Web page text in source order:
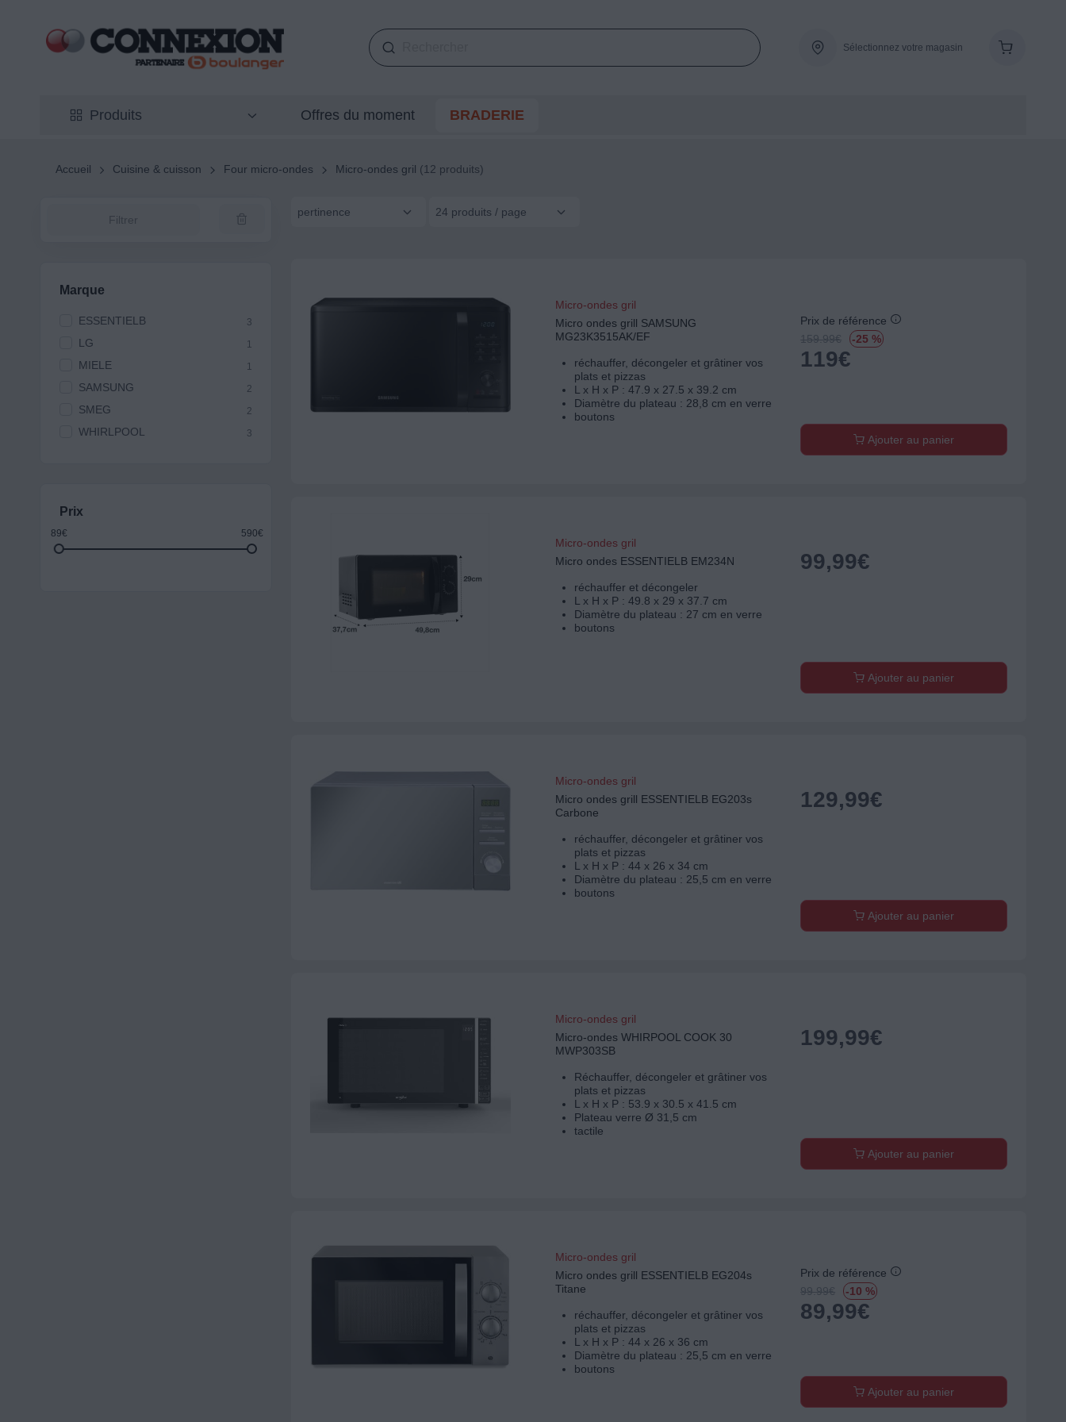
Sélectionnez votre magasin
Produits Offres du moment BRADERIE
Accueil Cuisine & cuisson Four micro-ondes Micro-ondes gril (12 produits)
Filtrer
Marque
ESSENTIELB 3
LG 1
MIELE 1
SAMSUNG 2
SMEG 2
WHIRLPOOL 3
Prix
89€ 590€
pertinence 24 produits / page
Micro-ondes gril
Micro ondes grill SAMSUNG
MG23K3515AK/EF
réchauffer, décongeler et grâtiner vos
plats et pizzas
L x H x P : 47.9 x 27.5 x 39.2 cm
Diamètre du plateau : 28,8 cm en verre
boutons
Prix de référence
159.99€ -25 %
119€
Ajouter au panier
Micro-ondes gril
Micro ondes ESSENTIELB EM234N
réchauffer et décongeler
L x H x P : 49.8 x 29 x 37.7 cm
Diamètre du plateau : 27 cm en verre
boutons
99,99€
Ajouter au panier
Micro-ondes gril
Micro ondes grill ESSENTIELB EG203s
Carbone
réchauffer, décongeler et grâtiner vos
plats et pizzas
L x H x P : 44 x 26 x 34 cm
Diamètre du plateau : 25,5 cm en verre
boutons
129,99€
Ajouter au panier
Micro-ondes gril
Micro-ondes WHIRPOOL COOK 30
MWP303SB
Réchauffer, décongeler et grâtiner vos
plats et pizzas
L x H x P : 53.9 x 30.5 x 41.5 cm
Plateau verre Ø 31,5 cm
tactile
199,99€
Ajouter au panier
Micro-ondes gril
Micro ondes grill ESSENTIELB EG204s
Titane
réchauffer, décongeler et grâtiner vos
plats et pizzas
L x H x P : 44 x 26 x 36 cm
Diamètre du plateau : 25,5 cm en verre
boutons
Prix de référence
99.99€ -10 %
89,99€
Ajouter au panier